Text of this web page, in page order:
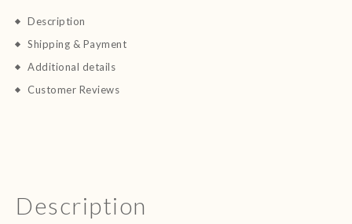
Description
Shipping & Payment
Additional details
Customer Reviews
Description